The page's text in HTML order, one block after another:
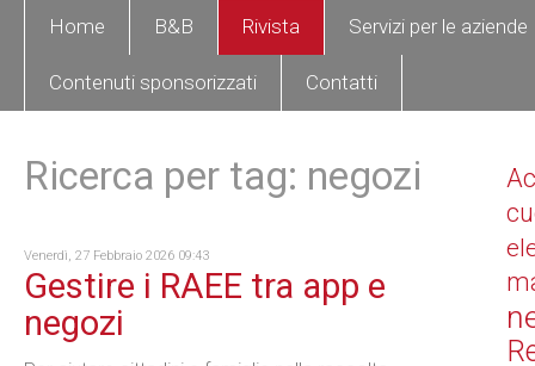
Home B&B Rivista Servizi per le aziende
Contenuti sponsorizzati Contatti
Ricerca per tag: negozi
Venerdì, 27 Febbraio 2026 09:43
Gestire i RAEE tra app e
negozi